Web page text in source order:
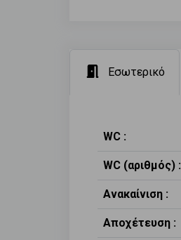
Εσωτερικό
WC :
WC (αριθμός) :
Ανακαίνιση :
Αποχέτευση :